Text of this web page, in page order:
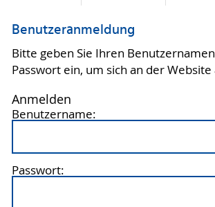
Benutzeranmeldung
Bitte geben Sie Ihren
Passwort ein, um sich an der
Anmelden
Benutzername:
Passwort: